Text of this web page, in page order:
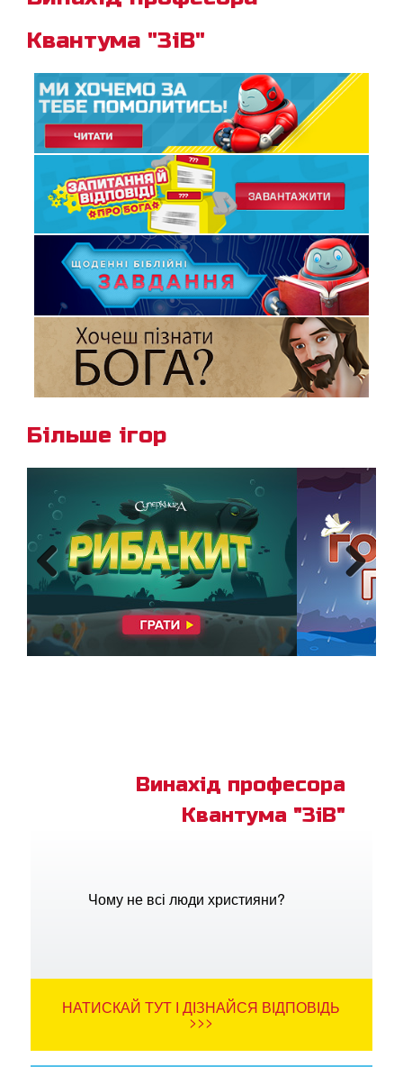
Щоби спастися, тобі потрібно просто молитися, вірити,
Спасителем. Скажи Богові, що ти каєшся, жалуєш
за свої гріхи і хочеш жити для Нього - і тоді матимеш
спасіння!
Дізнайся про Божий план спасіння для тебе
Від Івана 3:16 До Римлян 10:9-10 До Римлян 10:13
Йоїл 2:32 Дії Апостолів 2:21
Квантума "ЗіВ"
Більше ігор
Previous
Винахід професора
Квантума "ЗіВ"
Чому не всі люди християни?
НАТИСКАЙ ТУТ І ДІЗНАЙСЯ ВІДПОВІДЬ
>>>